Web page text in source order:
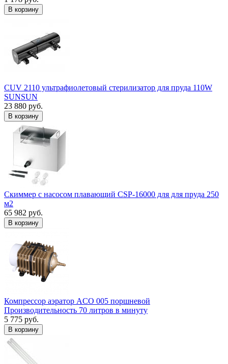
В корзину
CUV 2110 ультрафиолетовый стерилизатор для пруда 110W
SUNSUN
23 880 руб.
В корзину
Скиммер с насосом плавающий CSP-16000 для для пруда 250
м2
65 982 руб.
В корзину
Компрессор аэратор ACO 005 поршневой
Производительность 70 литров в минуту
5 775 руб.
В корзину